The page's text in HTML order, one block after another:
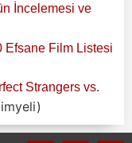
İncelemesi ve
Efsane Film Listesi
Strangers vs.